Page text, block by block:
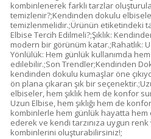
kombinlenerek farklı tarzlar
temizlenir?;Kendinden dokulu
temizlenmelidir.;Ürünün etiketindeki
Elbise Tercih Edilmeli?;Şıklık:
modern bir görünüm katar.;Rahatlık:
Yönlülük: Hem günlük kullanımda
edilebilir.;Son Trendler;Kendinden
kendinden dokulu kumaşlar öne
ön plana çıkaran şık bir
elbiseler, hem şıklık hem de konfor
Uzun Elbise, hem şıklığı hem de
kombinlerle hem günlük hayatta
ederek ve kendi tarzınıza uygun
kombinlerini oluşturabilirsiniz!;